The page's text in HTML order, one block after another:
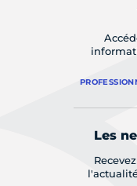
Les